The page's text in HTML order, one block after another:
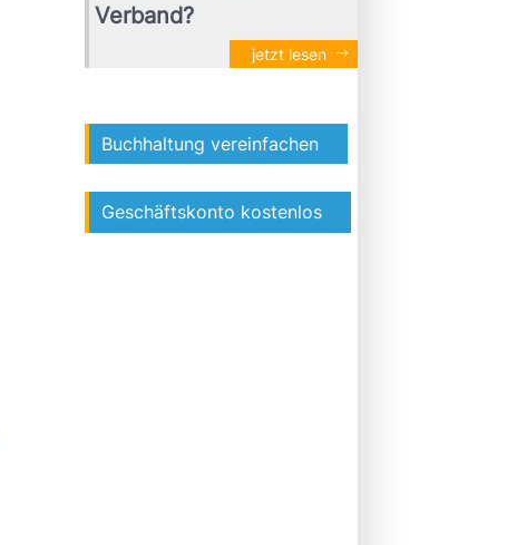
Verband?
jetzt lesen
Buchhaltung vereinfachen
Geschäftskonto kostenlos